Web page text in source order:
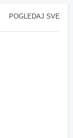
POGLEDAJ SVE